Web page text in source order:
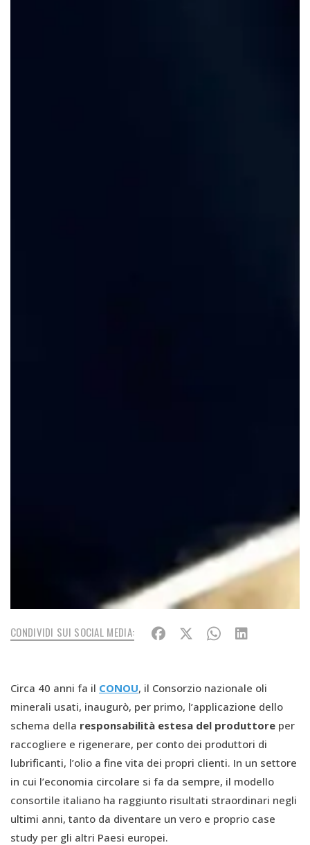
CONDIVIDI SUI SOCIAL MEDIA:
Circa 40 anni fa il CONOU, il Consorzio nazionale oli
minerali usati, inaugurò, per primo, l’applicazione dello
schema della responsabilità estesa del produttore per
raccogliere e rigenerare, per conto dei produttori di
lubrificanti, l’olio a fine vita dei propri clienti. In un settore
in cui l’economia circolare si fa da sempre, il modello
consortile italiano ha raggiunto risultati straordinari negli
ultimi anni, tanto da diventare un vero e proprio case
study per gli altri Paesi europei.